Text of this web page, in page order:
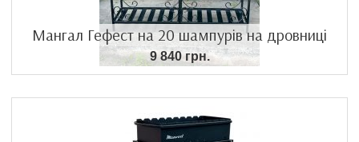
Мангал Гефест на 20 шампурів на дровниці
9 840 грн.